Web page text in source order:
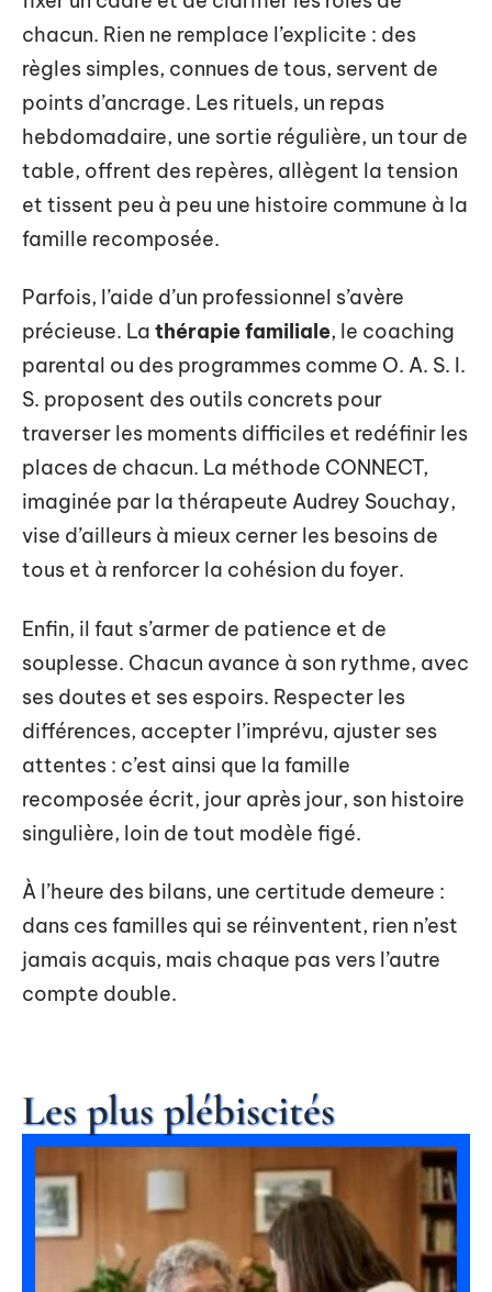
chacun. Rien ne remplace l’explicite : des
règles simples, connues de tous, servent de
points d’ancrage. Les rituels, un repas
hebdomadaire, une sortie régulière, un tour de
table, offrent des repères, allègent la tension
et tissent peu à peu une histoire commune à la
famille recomposée.
Parfois, l’aide d’un professionnel s’avère
précieuse. La thérapie familiale, le coaching
parental ou des programmes comme O. A. S. I.
S. proposent des outils concrets pour
traverser les moments difficiles et redéfinir les
places de chacun. La méthode CONNECT,
imaginée par la thérapeute Audrey Souchay,
vise d’ailleurs à mieux cerner les besoins de
tous et à renforcer la cohésion du foyer.
Enfin, il faut s’armer de patience et de
souplesse. Chacun avance à son rythme, avec
ses doutes et ses espoirs. Respecter les
différences, accepter l’imprévu, ajuster ses
attentes : c’est ainsi que la famille
recomposée écrit, jour après jour, son histoire
singulière, loin de tout modèle figé.
À l’heure des bilans, une certitude demeure :
dans ces familles qui se réinventent, rien n’est
jamais acquis, mais chaque pas vers l’autre
compte double.
Les plus plébiscités